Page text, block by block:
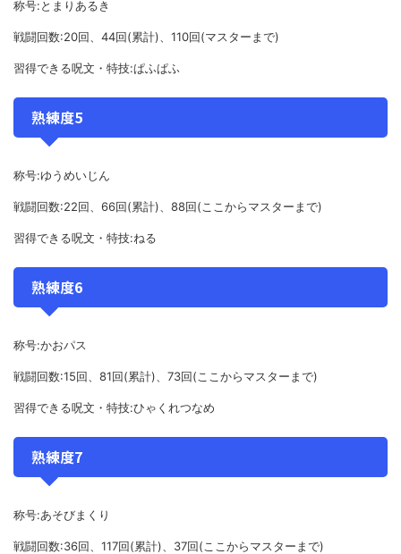
称号:とまりあるき
戦闘回数:20回、44回(累計)、110回(マスターまで)
習得できる呪文・特技:ぱふぱふ
熟練度5
称号:ゆうめいじん
戦闘回数:22回、66回(累計)、88回(ここからマスターまで)
習得できる呪文・特技:ねる
熟練度6
称号:かおパス
戦闘回数:15回、81回(累計)、73回(ここからマスターまで)
習得できる呪文・特技:ひゃくれつなめ
熟練度7
称号:あそびまくり
戦闘回数:36回、117回(累計)、37回(ここからマスターまで)